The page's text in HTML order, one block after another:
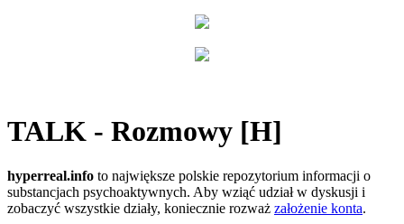
TALK - Rozmowy [H]
hyperreal.info to największe polskie repozytorium informacji o
substancjach psychoaktywnych. Aby wziąć udział w dyskusji i
zobaczyć wszystkie działy, koniecznie rozważ założenie konta.